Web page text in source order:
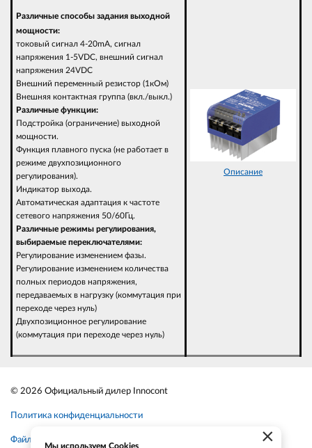
Различные способы задания выходной
мощности:
токовый сигнал 4-20mA, сигнал
напряжения 1-5VDC, внешний сигнал
напряжения 24VDC
Внешний переменный резистор (1кОм)
Внешняя контактная группа (вкл./выкл.)
Различные функции:
Подстройка (ограничение) выходной
мощности.
Функция плавного пуска (не работает в
режиме двухпозиционного
регулирования).
Индикатор выхода.
Автоматическая адаптация к частоте
сетевого напряжения 50/60Гц.
Различные режимы регулирования,
выбираемые переключателями:
Регулирование изменением фазы.
Регулирование изменением количества
полных периодов напряжения,
передаваемых в нагрузку (коммутация при
переходе через нуль)
Двухпозиционное регулирование
(коммутация при переходе через нуль)
Описание
© 2026 Официальный дилер Innocont
Политика конфиденциальности
Файлы cookie ×
Мы используем Cookies